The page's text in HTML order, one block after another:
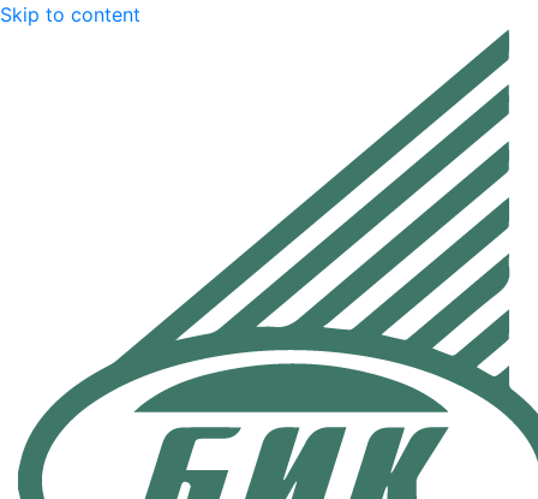
Skip to content